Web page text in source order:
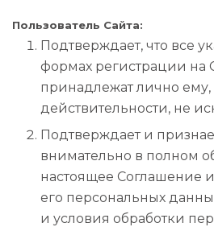
Пользователь Сайта:
Подтверждает, что все
формах регистрации на
принадлежат лично ему,
действительности, не
Подтверждает и
внимательно в полном
настоящее Соглашение
его персональных
и условия обработки